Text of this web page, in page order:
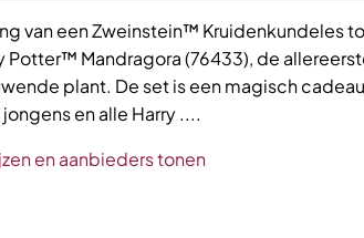
van een Zweinstein™ Kruidenkundeles
Potter™ Mandragora (76433), de
plant. De set is een magisch
en alle Harry ....
en aanbieders tonen